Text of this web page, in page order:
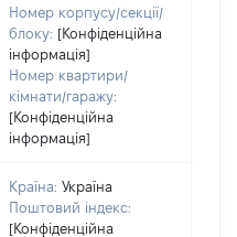
Номер корпусу/секції/
блоку: [Конфіденційна
інформація]
Номер квартири/
кімнати/гаражу:
[Конфіденційна
інформація]
Країна: Україна
Поштовий індекс:
[Конфіденційна